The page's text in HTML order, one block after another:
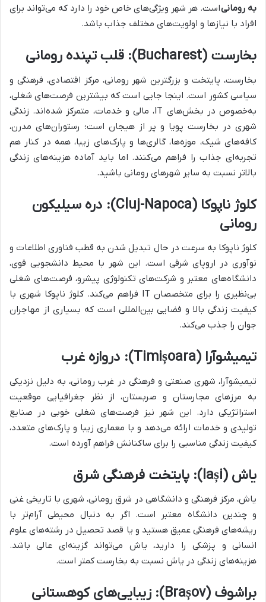
به رومانیاست. هر شهر ویژگی‌های خاص خود را دارد که می‌تواند برای
افراد با نیازها و اولویت‌های مختلف جذاب باشد.
بخارست (Bucharest): قلب تپنده رومانی
بخارست، پایتخت و بزرگترین شهر رومانی، مرکز اقتصادی، فرهنگی و
سیاسی کشور است. اینجا جایی است که بیشترین فرصت‌های شغلی،
به‌خصوص در بخش‌های IT، مالی و خدمات، متمرکز شده‌اند. زندگی
شهری در بخارست پویا و پر از هیجان است؛ رستوران‌های مدرن،
کافه‌های شیک، موزه‌ها، گالری‌ها و پارک‌های زیبا، همه در کنار هم
تجربه‌ای جذاب را فراهم می‌کنند. اما باید آماده هزینه‌های زندگی
بالاتر نسبت به سایر شهرهای رومانی باشید.
کلوژ ناپوکا (Cluj-Napoca): دره سیلیکون
رومانی
کلوژ ناپوکا به سرعت در حال تبدیل شدن به قطب فناوری اطلاعات و
نوآوری در اروپای شرقی است. این شهر با محیط دانشجویی قوی،
دانشگاه‌های معتبر و شرکت‌های تکنولوژی پیشرو، فرصت‌های شغلی
بی‌نظیری را برای متخصصان IT فراهم می‌کند. کلوژ ناپوکا شهری با
کیفیت زندگی بالا و فضایی بین‌المللی است که بسیاری از مهاجران
جوان را جذب می‌کند.
تیمیشوآرا (Timișoara): دروازه غرب
تیمیشوآرا، شهری صنعتی و فرهنگی در غرب رومانی، به دلیل نزدیکی
به مرزهای مجارستان و صربستان، از نظر جغرافیایی موقعیت
استراتژیکی دارد. این شهر نیز فرصت‌های شغلی خوبی در صنایع
تولیدی و خدمات ارائه می‌دهد و با معماری زیبا و پارک‌های متعدد،
کیفیت زندگی مناسبی را برای ساکنانش فراهم آورده است.
یاش (Iași): پایتخت فرهنگی شرق
یاش، مرکز فرهنگی و دانشگاهی در شرق رومانی، شهری با تاریخی غنی
و چندین دانشگاه معتبر است. اگر به دنبال محیطی آرام‌تر با
ریشه‌های فرهنگی عمیق هستید و یا قصد تحصیل در رشته‌های علوم
انسانی و پزشکی را دارید، یاش می‌تواند گزینه‌ای عالی باشد.
هزینه‌های زندگی در یاش نسبت به بخارست کمتر است.
براشوف (Brașov): زیبایی‌های کوهستانی